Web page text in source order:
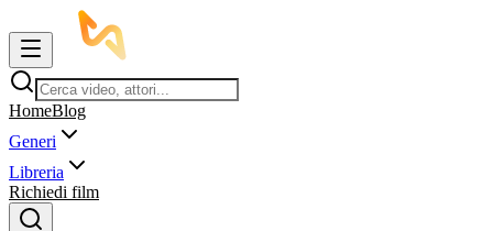
HomeBlog
Generi
Libreria
Richiedi film